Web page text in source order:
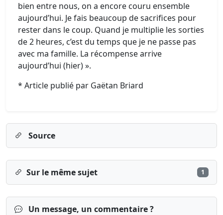
bien entre nous, on a encore couru ensemble
aujourd’hui. Je fais beaucoup de sacrifices pour
rester dans le coup. Quand je multiplie les sorties
de 2 heures, c’est du temps que je ne passe pas
avec ma famille. La récompense arrive
aujourd’hui (hier) ».
* Article publié par Gaëtan Briard
Source
Sur le même sujet 1
Un message, un commentaire ?